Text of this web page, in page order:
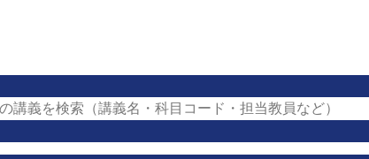
講義を検索（講義名・科目コード・担当教員など）